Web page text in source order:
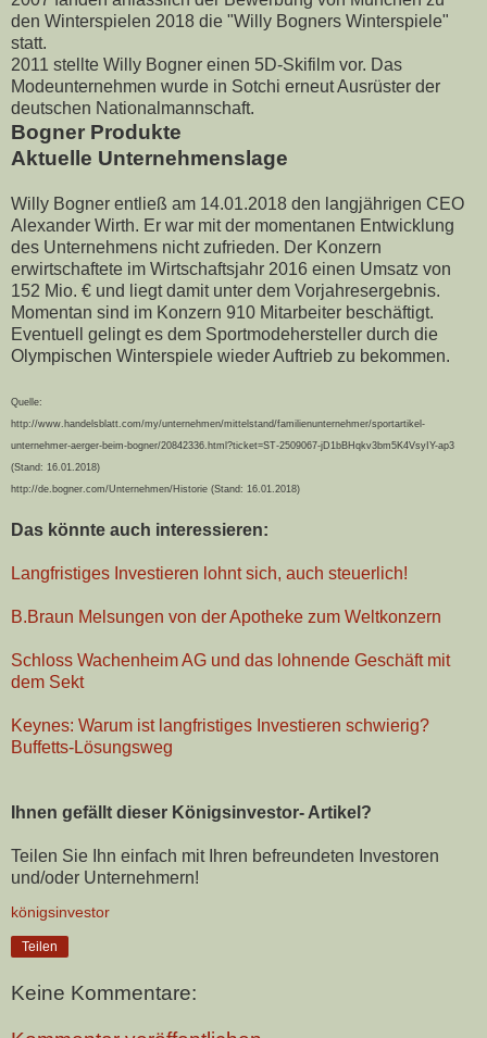
den Winterspielen 2018 die "Willy Bogners Winterspiele"
statt.
2011 stellte Willy Bogner einen 5D-Skifilm vor. Das
Modeunternehmen wurde in Sotchi erneut Ausrüster der
deutschen Nationalmannschaft.
Bogner Produkte
Aktuelle Unternehmenslage
Willy Bogner entließ am 14.01.2018 den langjährigen CEO
Alexander Wirth. Er war mit der momentanen Entwicklung
des Unternehmens nicht zufrieden. Der Konzern
erwirtschaftete im Wirtschaftsjahr 2016 einen Umsatz von
152 Mio. € und liegt damit unter dem Vorjahresergebnis.
Momentan sind im Konzern 910 Mitarbeiter beschäftigt.
Eventuell gelingt es dem Sportmodehersteller durch die
Olympischen Winterspiele wieder Auftrieb zu bekommen.
Quelle:
http://www.handelsblatt.com/my/unternehmen/mittelstand/familienunternehmer/sportartikel-
unternehmer-aerger-beim-bogner/20842336.html?ticket=ST-2509067-jD1bBHqkv3bm5K4VsyIY-ap3
(Stand: 16.01.2018)
http://de.bogner.com/Unternehmen/Historie (Stand: 16.01.2018)
Das könnte auch interessieren:
Langfristiges Investieren lohnt sich, auch steuerlich!
B.Braun Melsungen von der Apotheke zum Weltkonzern
Schloss Wachenheim AG und das lohnende Geschäft mit
dem Sekt
Keynes: Warum ist langfristiges Investieren schwierig?
Buffetts-Lösungsweg
Ihnen gefällt dieser Königsinvestor- Artikel?
Teilen Sie Ihn einfach mit Ihren befreundeten Investoren
und/oder Unternehmern!
königsinvestor
Teilen
Keine Kommentare: